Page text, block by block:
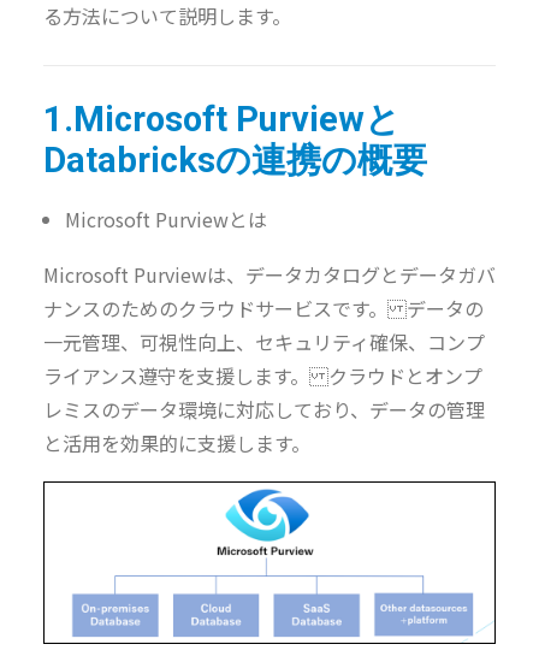
る方法について説明します。
1.Microsoft Purviewと
Databricksの連携の概要
Microsoft Purviewとは
Microsoft Purviewは、データカタログとデータガバ
ナンスのためのクラウドサービスです。 データの
一元管理、可視性向上、セキュリティ確保、コンプ
ライアンス遵守を支援します。 クラウドとオンプ
レミスのデータ環境に対応しており、データの管理
と活用を効果的に支援します。